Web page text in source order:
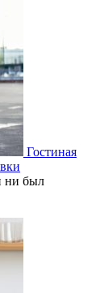
Гостиная
ни был